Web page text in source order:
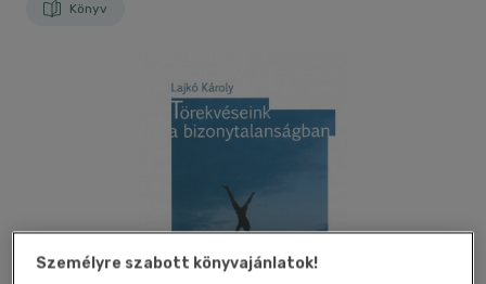
Könyv
Személyre szabott könyvajánlatok!